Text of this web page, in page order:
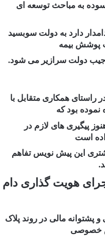
به مباحث توسعه ای
دارد به دولت سوبسید
پوشش بیمه
جیب دولت سرازیر می شود.
راستای همکاری متقابل با
نموده بود که
پیگیری های لازم در
است
این پیش نویس تفاهم
هویت گذاری دام
پشتوانه مالی در روند پلاک
خصوصی